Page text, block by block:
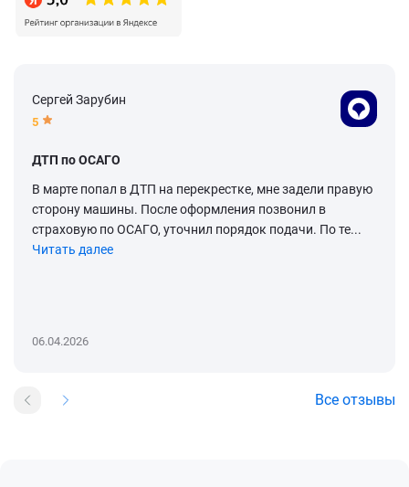
Сергей Зарубин
5
ДТП по ОСАГО
В марте попал в ДТП на перекрестке, мне задели правую
сторону машины. После оформления позвонил в
страховую по ОСАГО, уточнил порядок подачи. По те...
Читать далее
06.04.2026
Все отзывы